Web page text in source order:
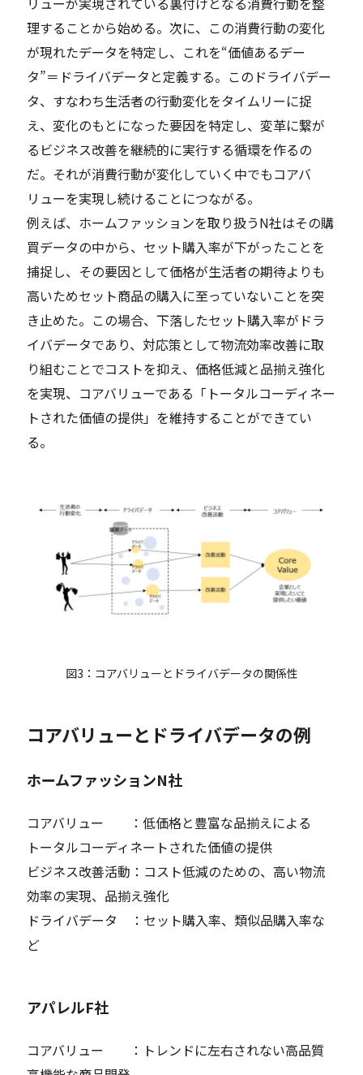
理することから始める。次に、この消費行動の変化
が現れたデータを特定し、これを“価値あるデー
タ”＝ドライバデータと定義する。このドライバデー
タ、すなわち生活者の行動変化をタイムリーに捉
え、変化のもとになった要因を特定し、変革に繋が
るビジネス改善を継続的に実行する循環を作るの
だ。それが消費行動が変化していく中でもコアバ
リューを実現し続けることにつながる。
例えば、ホームファッションを取り扱うN社はその購
買データの中から、セット購入率が下がったことを
捕捉し、その要因として価格が生活者の期待よりも
高いためセット商品の購入に至っていないことを突
き止めた。この場合、下落したセット購入率がドラ
イバデータであり、対応策として物流効率改善に取
り組むことでコストを抑え、価格低減と品揃え強化
を実現、コアバリューである「トータルコーディネー
トされた価値の提供」を維持することができてい
る。
図3：コアバリューとドライバデータの関係性
コアバリューとドライバデータの例
ホームファッションN社
コアバリュー ：低価格と豊富な品揃えによる
トータルコーディネートされた価値の提供
ビジネス改善活動：コスト低減のための、高い物流
効率の実現、品揃え強化
ドライバデータ ：セット購入率、類似品購入率な
ど
アパレルF社
コアバリュー ：トレンドに左右されない高品質